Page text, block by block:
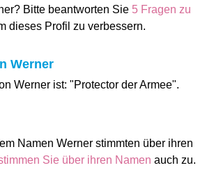
Bitte beantworten Sie 5 Fragen zu
dieses Profil zu verbessern.
Werner
Werner ist: "Protector der Armee".
Namen Werner stimmten über ihren
Sie über ihren Namen auch zu.